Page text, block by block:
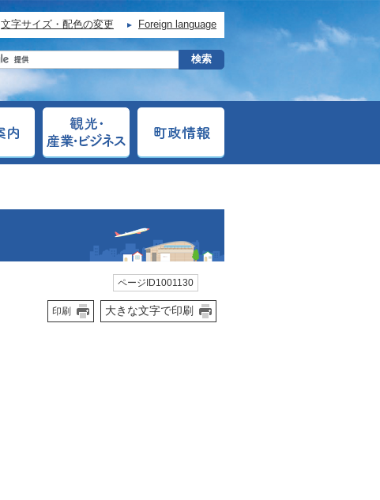
文字サイズ・配色の変更 Foreign language
ページID1001130
印刷 大きな文字で印刷